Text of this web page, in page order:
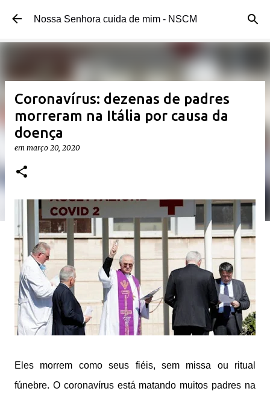
Pular para o conteúdo principal
Nossa Senhora cuida de mim - NSCM
Coronavírus: dezenas de padres
morreram na Itália por causa da
doença
em março 20, 2020
Eles morrem como seus fiéis, sem missa ou ritual
fúnebre. O coronavírus está matando muitos padres na